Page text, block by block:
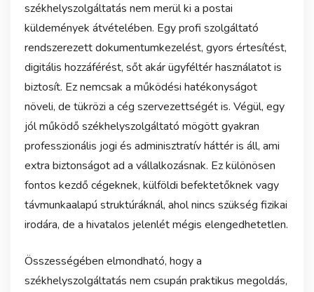
székhelyszolgáltatás nem merül ki a postai
küldemények átvételében. Egy profi szolgáltató
rendszerezett dokumentumkezelést, gyors értesítést,
digitális hozzáférést, sőt akár ügyféltér használatot is
biztosít. Ez nemcsak a működési hatékonyságot
növeli, de tükrözi a cég szervezettségét is. Végül, egy
jól működő székhelyszolgáltató mögött gyakran
professzionális jogi és adminisztratív háttér is áll, ami
extra biztonságot ad a vállalkozásnak. Ez különösen
fontos kezdő cégeknek, külföldi befektetőknek vagy
távmunkaalapú struktúráknál, ahol nincs szükség fizikai
irodára, de a hivatalos jelenlét mégis elengedhetetlen.
Összességében elmondható, hogy a
székhelyszolgáltatás nem csupán praktikus megoldás,